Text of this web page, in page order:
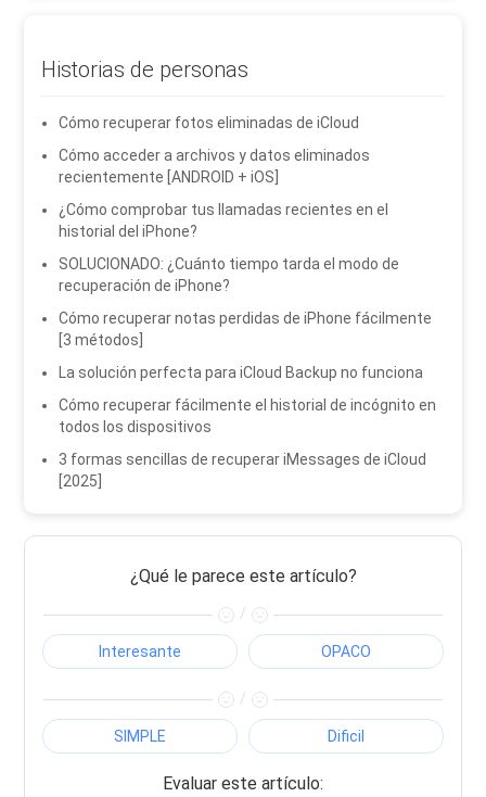
Historias de personas
Cómo recuperar fotos eliminadas de iCloud
Cómo acceder a archivos y datos eliminados
recientemente [ANDROID + iOS]
¿Cómo comprobar tus llamadas recientes en el
historial del iPhone?
SOLUCIONADO: ¿Cuánto tiempo tarda el modo de
recuperación de iPhone?
Cómo recuperar notas perdidas de iPhone fácilmente
[3 métodos]
La solución perfecta para iCloud Backup no funciona
Cómo recuperar fácilmente el historial de incógnito en
todos los dispositivos
3 formas sencillas de recuperar iMessages de iCloud
[2025]
¿Qué le parece este artículo?
/
Interesante OPACO
/
SIMPLE Dificil
Evaluar este artículo: